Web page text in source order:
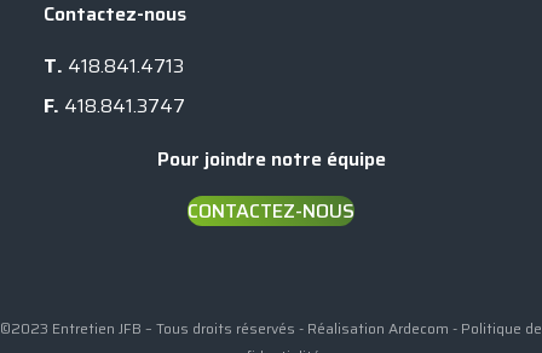
Contactez-nous
T. 418.841.4713
F. 418.841.3747
Pour joindre notre équipe
CONTACTEZ-NOUS
©2023 Entretien JFB – Tous droits réservés - Réalisation Ardecom - Politique de